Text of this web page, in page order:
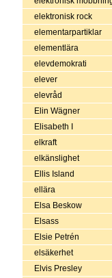
elektronisk rock
elementarpartiklar
elementlära
elevdemokrati
elever
elevråd
Elin Wägner
Elisabeth I
elkraft
elkänslighet
Ellis Island
ellära
Elsa Beskow
Elsass
Elsie Petrén
elsäkerhet
Elvis Presley